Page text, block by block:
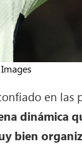
en las
dinámica
bien